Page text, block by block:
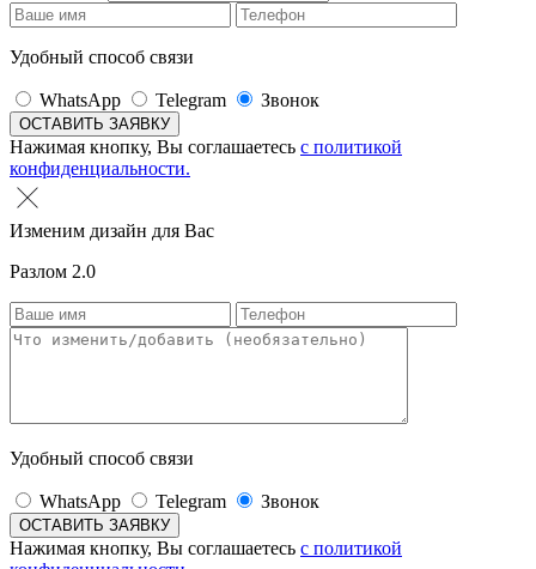
Удобный способ связи
WhatsApp Telegram Звонок
Нажимая кнопку, Вы соглашаетесь с политикой
конфиденциальности.
Изменим дизайн для Вас
Разлом 2.0
Удобный способ связи
WhatsApp Telegram Звонок
Нажимая кнопку, Вы соглашаетесь с политикой